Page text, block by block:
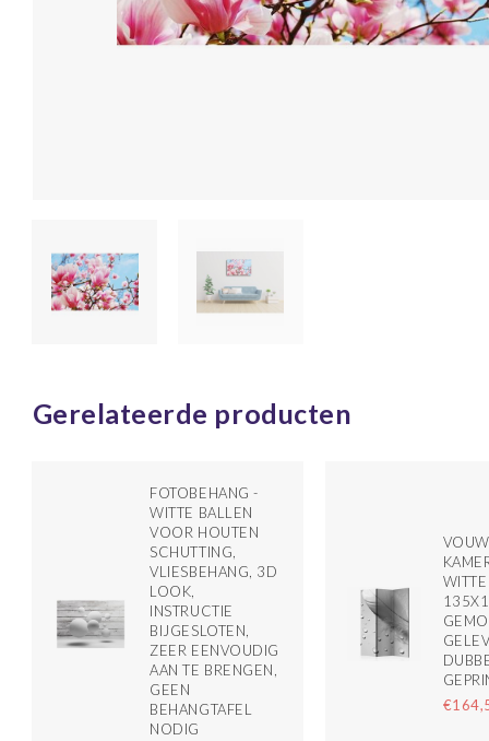
Gerelateerde producten
FOTOBEHANG -
WITTE BALLEN
VOOR HOUTEN
SCHUTTING,
VLIESBEHANG, 3D
LOOK,
INSTRUCTIE
BIJGESLOTEN,
ZEER EENVOUDIG
AAN TE BRENGEN,
GEEN
BEHANGTAFEL
NODIG